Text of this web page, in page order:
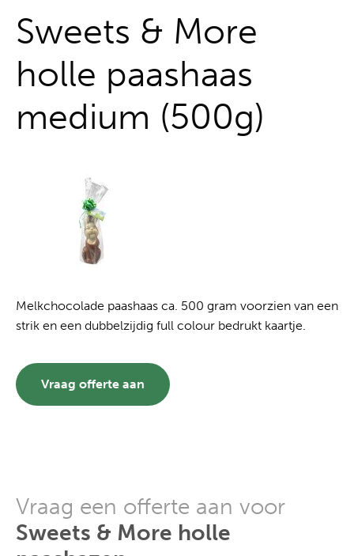
Sweets & More
holle paashaas
medium (500g)
Melkchocolade paashaas ca. 500 gram voorzien van een
strik en een dubbelzijdig full colour bedrukt kaartje.
Vraag offerte aan
Vraag een offerte aan voor
Sweets & More holle